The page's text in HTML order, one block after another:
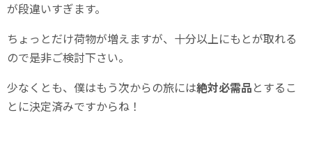
が段違いすぎます。
ちょっとだけ荷物が増えますが、十分以上にもとが取れる
ので是非ご検討下さい。
少なくとも、僕はもう次からの旅には絶対必需品とするこ
とに決定済みですからね！